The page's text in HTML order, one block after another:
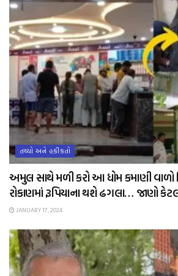
તથ્યો અને હકીકતો
અમુલ સાથે મળી કરો આ ધોમ કમાણી
રોકાણમાં રૂપિયાના થશે ઢગલા… જાણો
JANUARY 17, 2024